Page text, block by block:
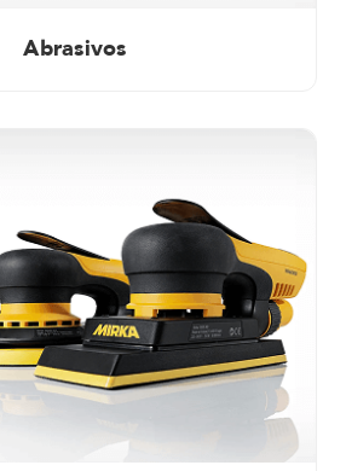
Abrasivos